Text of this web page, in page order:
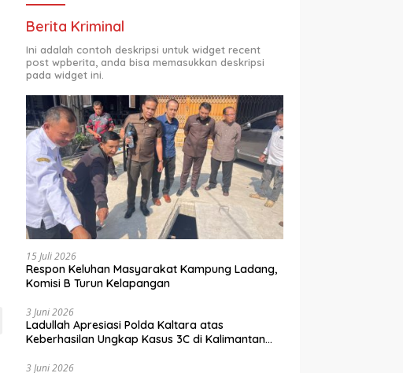
Berita Kriminal
Ini adalah contoh deskripsi untuk widget recent
post wpberita, anda bisa memasukkan deskripsi
pada widget ini.
15 Juli 2026
Respon Keluhan Masyarakat Kampung Ladang,
Komisi B Turun Kelapangan
3 Juni 2026
Ladullah Apresiasi Polda Kaltara atas
Keberhasilan Ungkap Kasus 3C di Kalimantan
3 Juni 2026